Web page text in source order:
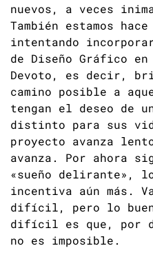
nuevos, a veces
También estamos hace
intentando
de Diseño Gráfico
Devoto, es decir,
camino posible a
tengan el deseo de
distinto para sus
proyecto avanza
avanza. Por ahora
«sueño delirante»,
incentiva aún más.
difícil, pero lo
difícil es que, por
no es imposible.